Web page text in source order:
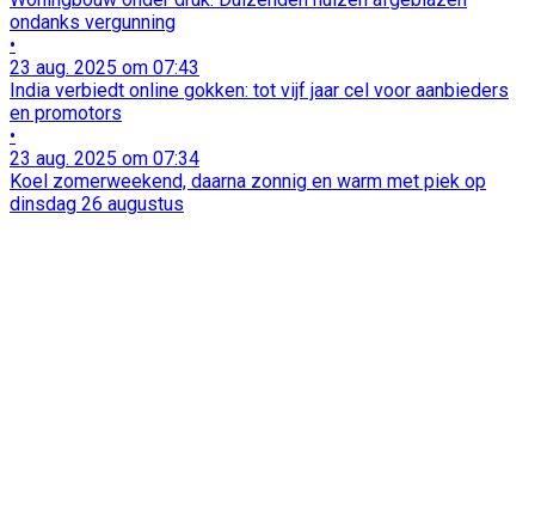
ondanks vergunning
•
23 aug. 2025 om 07:43
India verbiedt online gokken: tot vijf jaar cel voor aanbieders
en promotors
•
23 aug. 2025 om 07:34
Koel zomerweekend, daarna zonnig en warm met piek op
dinsdag 26 augustus